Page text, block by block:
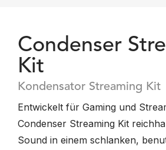
Condenser
Kit
Kondensator Streaming Kit
Entwickelt für Gaming und
Condenser Streaming Kit
Sound in einem schlanken,